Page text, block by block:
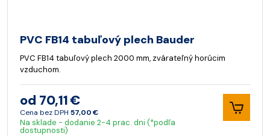
PVC FB14 tabuľový plech Bauder
PVC FB14 tabuľový plech 2000 mm, zvárateľný horúcim
vzduchom.
od 70,11 €
Cena bez DPH 57,00 €
Na sklade - dodanie 2-4 prac. dni (*podľa
dostupnosti)